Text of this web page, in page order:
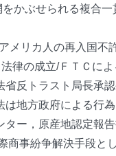
かぶせられる複合
メリカ人の再入国不
律の成立/ＦＴＣに
反トラスト局長承
は地方政府による行
ター，原産地認定報
事紛争解決手段と